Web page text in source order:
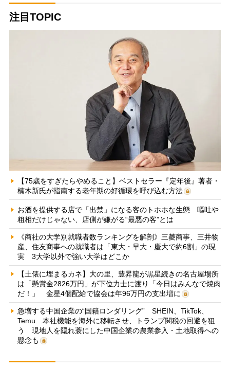
注目TOPIC
【75歳をすぎたらやめること】ベストセラー『定年後』著者・
楠木新氏が指南する老年期の好循環を呼び込む方法
お酒を提供する店で「出禁」になる客のトホホな生態 嘔吐や
粗相だけじゃない、店側が嫌がる“最悪の客”とは
《商社の大学別就職者数ランキングを解剖》三菱商事、三井物
産、住友商事への就職者は「東大・早大・慶大で約6割」の現
実 3大学以外で強い大学はどこか
【土俵に埋まるカネ】大の里、豊昇龍が黒星続きの名古屋場所
は「懸賞金2826万円」が下位力士に渡り「今日はみんなで焼肉
だ！」 金星4個配給で協会は年96万円の支出増に
急増する中国企業の“国籍ロンダリング” SHEIN、TikTok、
Temu…本社機能を海外に移転させ、トランプ関税の回避を狙
う 現地人を隠れ蓑にした中国企業の農業参入・土地取得への
懸念も